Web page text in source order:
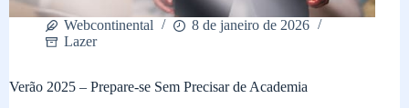
Webcontinental
8 de janeiro de 2026
Lazer
Verão 2025 – Prepare-se Sem Precisar de Academia